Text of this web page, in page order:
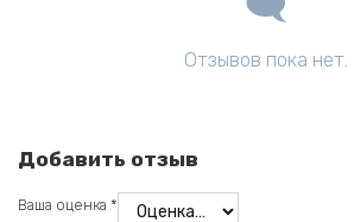
Отзывов пока нет.
Добавить отзыв
Ваша оценка *